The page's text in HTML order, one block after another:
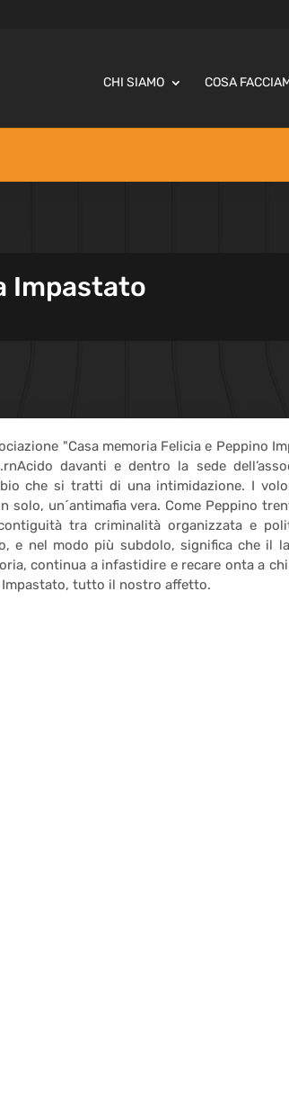
CHI SIAMO COSA
Impastato
"Casa memoria Felicia e Peppino
davanti e dentro la sede
che si tratti di una intimidazione. I
un´antimafia vera. Come Peppino
tra criminalità organizzata e
e nel modo più subdolo, significa che il
continua a infastidire e recare onta a
Impastato, tutto il nostro affetto.